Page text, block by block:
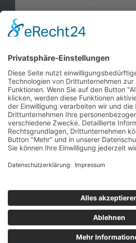
Kontakt
Mitglied werden!
Impressum
Datenschutz
Copyright 2023. All rights reserved.